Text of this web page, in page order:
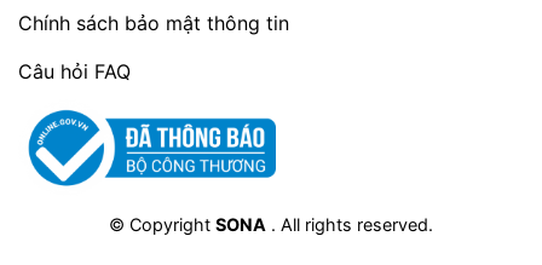
Nho khô chile Snuts là một lựa chọn hoàn hảo
cho những người yêu thích trái cây tươi ngon
và quan tâm đến sức khỏe. Với hương vị thơm
ngon, giàu dinh dưỡng và tiện lợi, sản phẩm
tuyệt vời.
Chính sách bảo mật thông tin
Câu hỏi FAQ
© Copyright SONA . All rights reserved.